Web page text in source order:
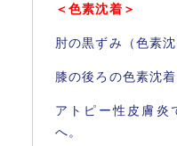
＜色素沈着＞
肘の黒ずみ（色素
膝の後ろの色素沈
アトピー性皮膚炎
へ。